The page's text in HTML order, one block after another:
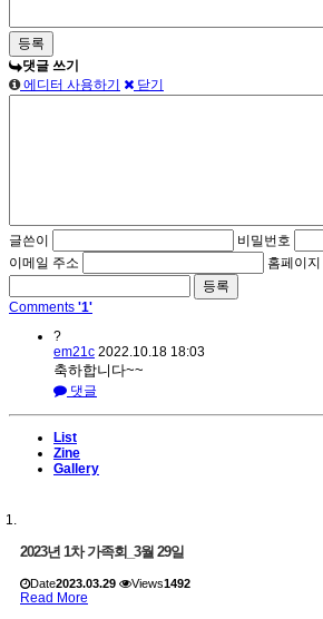
댓글 쓰기
에디터 사용하기
닫기
글쓴이
비밀번호
이메일 주소
홈페이지
Comments '1'
?
em21c 2022.10.18 18:03
축하합니다~~
댓글
List
Zine
Gallery
2023년 1차 가족회_3월 29일
Date2023.03.29 Views1492
Read More